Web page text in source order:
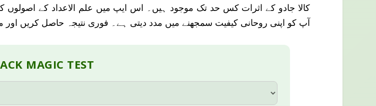
کالا جادو کے اثرات کس حد تک موجود ہیں۔ اس ایپ میں علم الاعداد کے اصولوں
آپ کو اپنی روحانی کیفیت سمجھنے میں مدد دیتی ہے۔ فوری نتیجہ حاصل کریں اور
MAGIC TEST